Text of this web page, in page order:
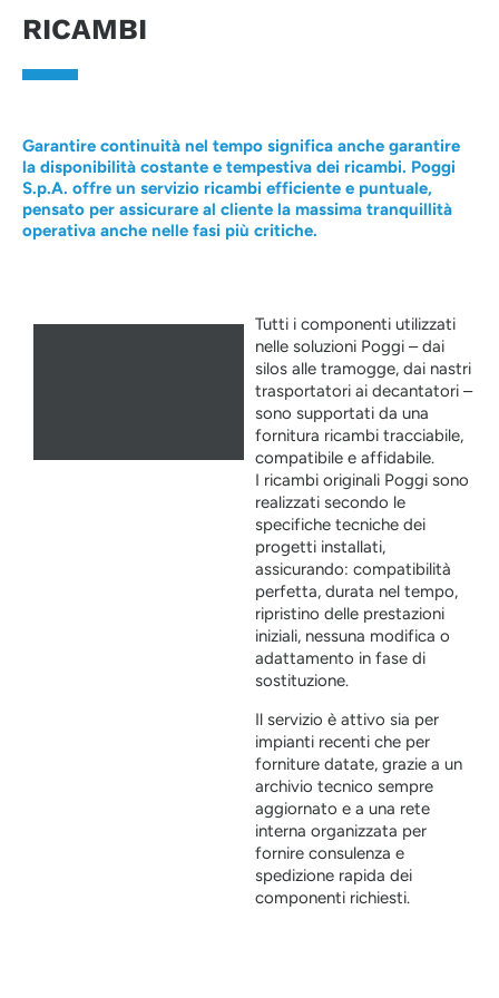
RICAMBI
Garantire continuità nel tempo significa anche garantire
la disponibilità costante e tempestiva dei ricambi. Poggi
S.p.A. offre un servizio ricambi efficiente e puntuale,
pensato per assicurare al cliente la massima tranquillità
operativa anche nelle fasi più critiche.
Tutti i componenti utilizzati
nelle soluzioni Poggi – dai
silos alle tramogge, dai nastri
trasportatori ai decantatori –
sono supportati da una
fornitura ricambi tracciabile,
compatibile e affidabile.
I ricambi originali Poggi sono
realizzati secondo le
specifiche tecniche dei
progetti installati,
assicurando: compatibilità
perfetta, durata nel tempo,
ripristino delle prestazioni
iniziali, nessuna modifica o
adattamento in fase di
sostituzione.
Il servizio è attivo sia per
impianti recenti che per
forniture datate, grazie a un
archivio tecnico sempre
aggiornato e a una rete
interna organizzata per
fornire consulenza e
spedizione rapida dei
componenti richiesti.